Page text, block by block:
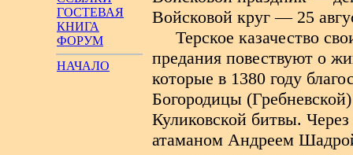
ГОСТЕВАЯ
КНИГА
ФОРУМ
НАЧАЛО
Войсковой круг — 25
Терское казачество
предания повествуют о
которые в 1380 году
Богородицы
Куликовской битвы. Через
атаманом Андреем